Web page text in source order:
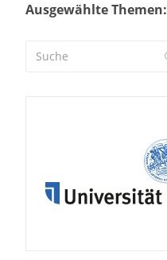
Ausgewählte Themen: